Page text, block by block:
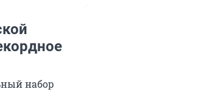
набор